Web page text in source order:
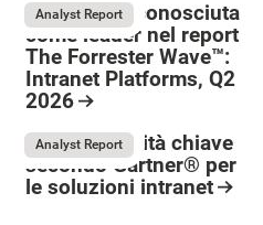
Analyst Report
LumApps riconosciuta
come leader nel report
The Forrester Wave™:
Intranet Platforms, Q2
2026
Analyst Report
Le funzionalità chiave
secondo Gartner® per
le soluzioni intranet